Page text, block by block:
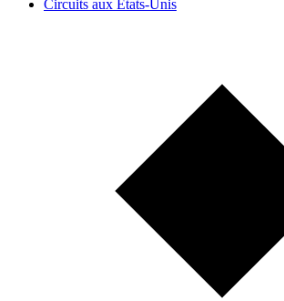
Circuits aux États-Unis